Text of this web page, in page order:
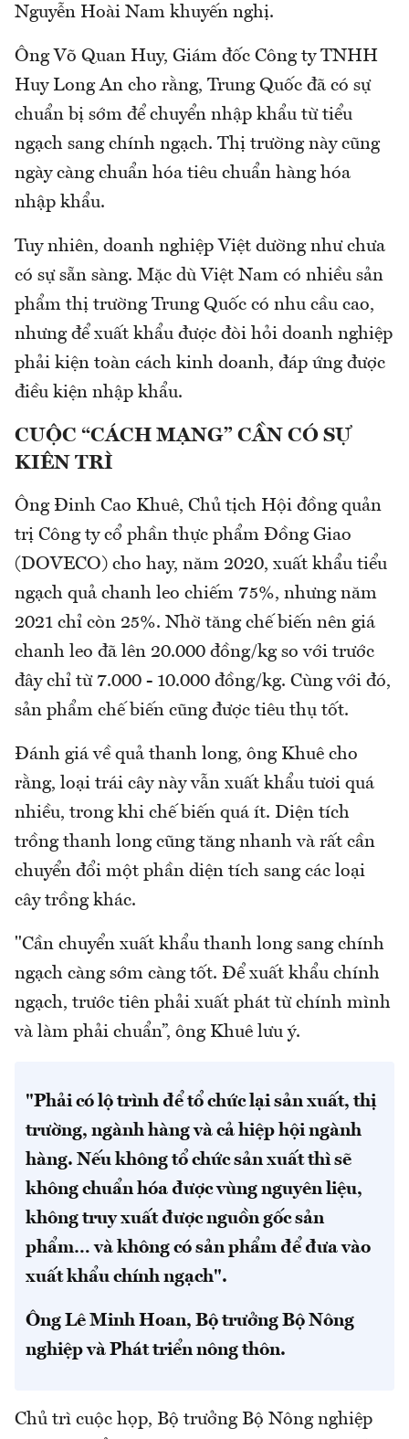
Nguyễn Hoài Nam khuyến nghị.
Ông Võ Quan Huy, Giám đốc Công ty TNHH
Huy Long An cho rằng, Trung Quốc đã có sự
chuẩn bị sớm để chuyển nhập khẩu từ tiểu
ngạch sang chính ngạch. Thị trường này cũng
ngày càng chuẩn hóa tiêu chuẩn hàng hóa
nhập khẩu.
Tuy nhiên, doanh nghiệp Việt dường như chưa
có sự sẵn sàng. Mặc dù Việt Nam có nhiều sản
phẩm thị trường Trung Quốc có nhu cầu cao,
nhưng để xuất khẩu được đòi hỏi doanh nghiệp
phải kiện toàn cách kinh doanh, đáp ứng được
điều kiện nhập khẩu.
CUỘC “CÁCH MẠNG” CẦN CÓ SỰ
KIÊN TRÌ
Ông Đinh Cao Khuê, Chủ tịch Hội đồng quản
trị Công ty cổ phần thực phẩm Đồng Giao
(DOVECO) cho hay, năm 2020, xuất khẩu tiểu
ngạch quả chanh leo chiếm 75%, nhưng năm
2021 chỉ còn 25%. Nhờ tăng chế biến nên giá
chanh leo đã lên 20.000 đồng/kg so với trước
đây chỉ từ 7.000 - 10.000 đồng/kg. Cùng với đó,
sản phẩm chế biến cũng được tiêu thụ tốt.
Đánh giá về quả thanh long, ông Khuê cho
rằng, loại trái cây này vẫn xuất khẩu tươi quá
nhiều, trong khi chế biến quá ít. Diện tích
trồng thanh long cũng tăng nhanh và rất cần
chuyển đổi một phần diện tích sang các loại
cây trồng khác.
"Cần chuyển xuất khẩu thanh long sang chính
ngạch càng sớm càng tốt. Để xuất khẩu chính
ngạch, trước tiên phải xuất phát từ chính mình
và làm phải chuẩn”, ông Khuê lưu ý.
"Phải có lộ trình để tổ chức lại sản xuất, thị
trường, ngành hàng và cả hiệp hội ngành
hàng. Nếu không tổ chức sản xuất thì sẽ
không chuẩn hóa được vùng nguyên liệu,
không truy xuất được nguồn gốc sản
phẩm… và không có sản phẩm để đưa vào
xuất khẩu chính ngạch".
Ông Lê Minh Hoan, Bộ trưởng Bộ Nông
nghiệp và Phát triển nông thôn.
Chủ trì cuộc họp, Bộ trưởng Bộ Nông nghiệp